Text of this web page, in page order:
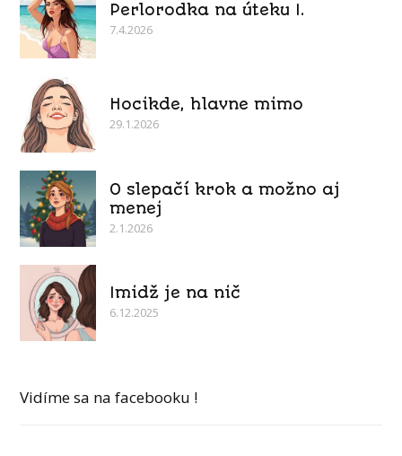
Perlorodka na úteku I.
7.4.2026
Hocikde, hlavne mimo
29.1.2026
O slepačí krok a možno aj
menej
2.1.2026
Imidž je na nič
6.12.2025
Vidíme sa na facebooku !